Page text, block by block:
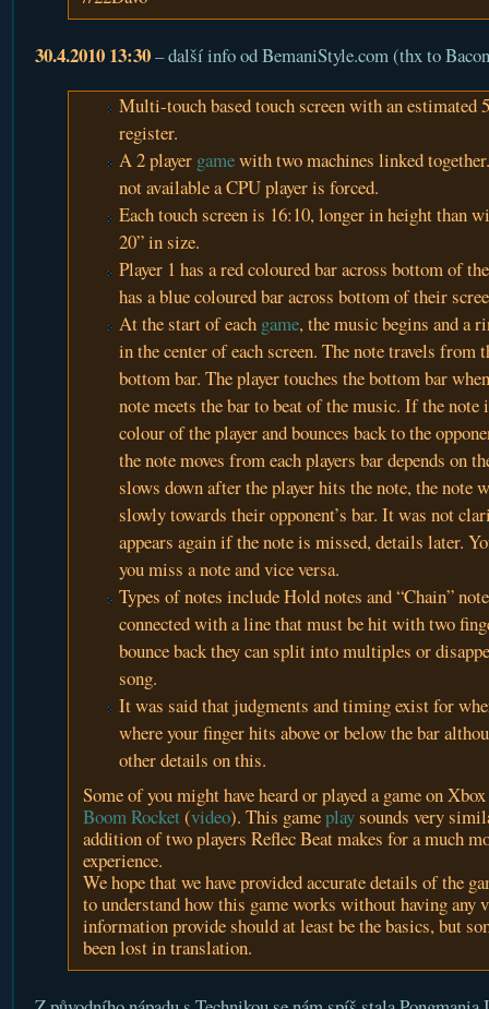
30.4.2010 13:30– další info od BemaniStyle.com (thx to
Multi-touch based touch screen with an estimated
register.
A 2 player gamewith two machines linked
not available a CPU player is forced.
Each touch screen is 16:10, longer in height than
20” in size.
Player 1 has a red coloured bar across bottom of
has a blue coloured bar across bottom of their
At the start of each game, the music begins and a
in the center of each screen. The note travels from
bottom bar. The player touches the bottom bar
note meets the bar to beat of the music. If the note
colour of the player and bounces back to the
the note moves from each players bar depends on
slows down after the player hits the note, the note
slowly towards their opponent’s bar. It was not
appears again if the note is missed, details later.
you miss a note and vice versa.
Types of notes include Hold notes and “Chain”
connected with a line that must be hit with two
bounce back they can split into multiples or
song.
It was said that judgments and timing exist for
where your finger hits above or below the bar
other details on this.
Some of you might have heard or played a game on
Boom Rocket (video). This gameplaysounds very
addition of two players Reflec Beat makes for a much
experience.
We hope that we have provided accurate details of the
to understand how this game works without having any
information provide should at least be the basics, but
been lost in translation.